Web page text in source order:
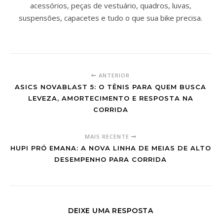
acessórios, peças de vestuário, quadros, luvas,
suspensões, capacetes e tudo o que sua bike precisa.
ANTERIOR
ASICS NOVABLAST 5: O TÊNIS PARA QUEM BUSCA
LEVEZA, AMORTECIMENTO E RESPOSTA NA
CORRIDA
MAIS RECENTE
HUPI PRÓ EMANA: A NOVA LINHA DE MEIAS DE ALTO
DESEMPENHO PARA CORRIDA
DEIXE UMA RESPOSTA